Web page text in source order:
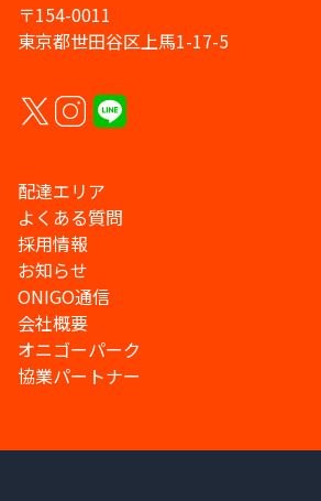
〒154-0011
東京都世田谷区上馬1-17-5
配達エリア
よくある質問
採用情報
お知らせ
ONIGO通信
会社概要
オニゴーパーク
協業パートナー